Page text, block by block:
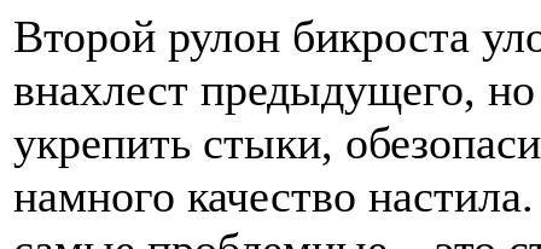
Второй рулон бикроста
внахлест предыдущего,
укрепить стыки,
намного качество